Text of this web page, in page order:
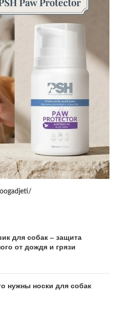
для собак – защита
от дождя и грязи
нужны носки для собак